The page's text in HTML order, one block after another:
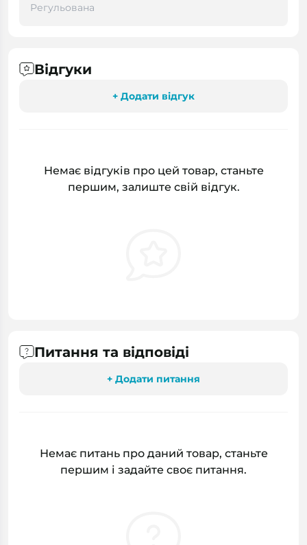
Регульована
Відгуки
+ Додати відгук
Немає відгуків про цей товар, станьте
першим, залиште свій відгук.
Питання та відповіді
+ Додати питання
Немає питань про даний товар, станьте
першим і задайте своє питання.